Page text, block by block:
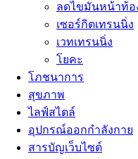
ลดไขมันหน้าท้อ
เซอร์กิตเทรนนิ่ง
เวทเทรนนิ่ง
โยคะ
โภชนาการ
สุขภาพ
ไลฟ์สไตล์
อุปกรณ์ออกกำลังกาย
สารบัญเว็บไซต์